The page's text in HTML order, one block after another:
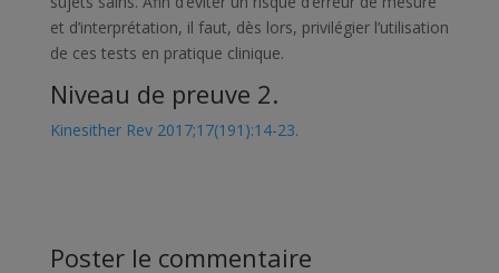
et d’interprétation, il faut, dès lors, privilégier l’utilisation
de ces tests en pratique clinique.
Niveau de preuve 2.
Kinesither Rev 2017;17(191):14-23.
Poster le commentaire